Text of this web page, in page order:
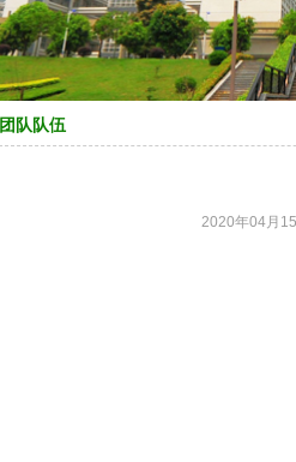
团队队伍
2020年04月